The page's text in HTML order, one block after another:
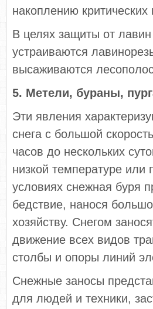
накоплению критических
В целях защиты от
устраиваются
высаживаются
5. Метели, бураны,
Эти явления
снега с большой
часов до нескольких
низкой температуре или
условиях снежная буря
бедствие, нанося
хозяйству. Снегом
движение всех видов
столбы и опоры линий
Снежные заносы
для людей и техники,